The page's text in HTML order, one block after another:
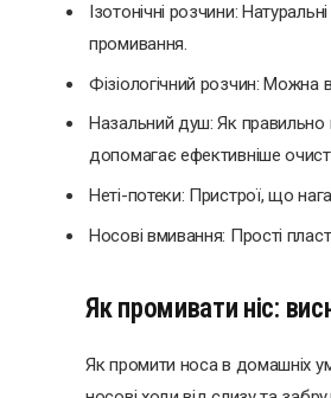
Ізотонічні розчини:
промивання.
Фізіологічний розчин: Можна
Назальний душ: Як правильно
допомагає ефективніше
Неті-потеки: Пристрої, що
Носові вмивання: Прості
Як промивати ніс:
Як промити носа в домашніх